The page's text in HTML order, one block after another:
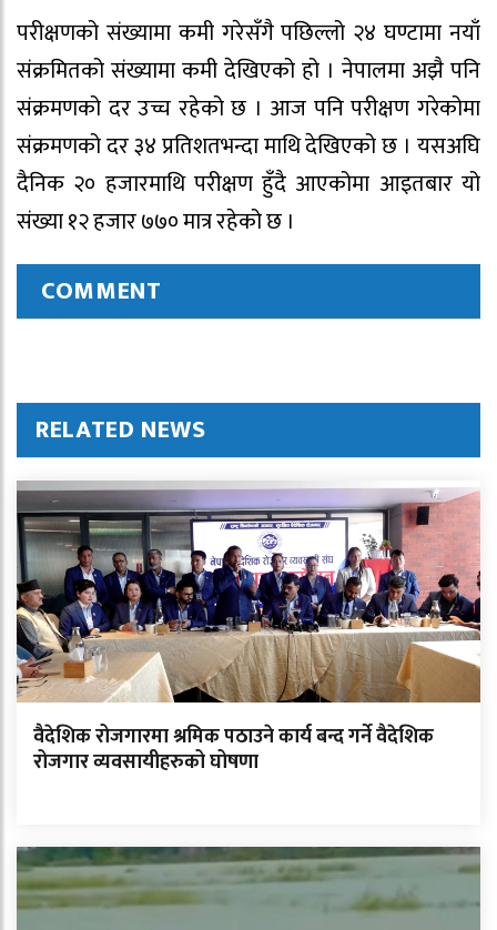
परीक्षणको संख्यामा कमी गरेसँगै पछिल्लो २४ घण्टामा नयाँ
संक्रमितको संख्यामा कमी देखिएको हो । नेपालमा अझै पनि
संक्रमणको दर उच्च रहेको छ । आज पनि परीक्षण गरेकोमा
संक्रमणको दर ३४ प्रतिशतभन्दा माथि देखिएको छ । यसअघि
दैनिक २० हजारमाथि परीक्षण हुँदै आएकोमा आइतबार यो
संख्या १२ हजार ७७० मात्र रहेको छ ।
COMMENT
RELATED NEWS
वैदेशिक रोजगारमा श्रमिक पठाउने कार्य बन्द गर्ने वैदेशिक
रोजगार व्यवसायीहरुको घोषणा